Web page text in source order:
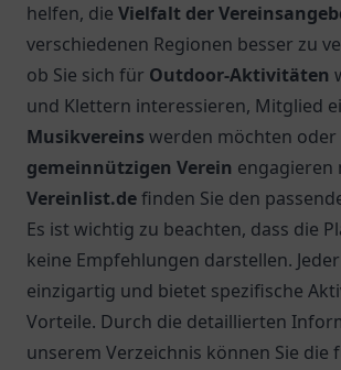
helfen, die Vielfalt der
verschiedenen Regionen besser zu
ob Sie sich für Outdoor-Aktivitäten
und Klettern interessieren, Mitglied
Musikvereins werden möchten
gemeinnützigen Verein engagieren
Vereinlist.definden Sie den
Es ist wichtig zu beachten, dass die
keine Empfehlungen darstellen. Jeder
einzigartig und bietet spezifische
Vorteile. Durch die detaillierten
unserem Verzeichnis können Sie die